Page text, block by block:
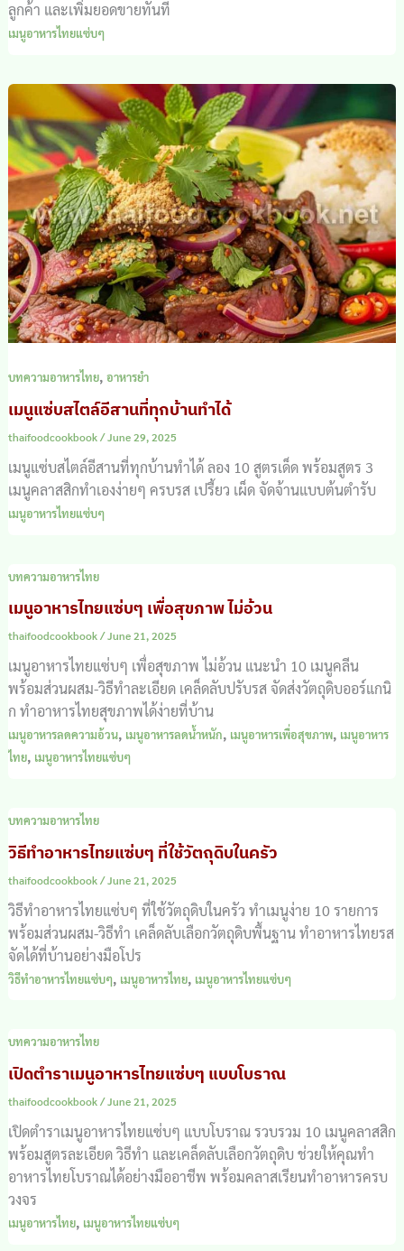
ลูกค้า และเพิ่มยอดขายทันที
เมนูอาหารไทยแซ่บๆ
บทความอาหารไทย, อาหารยำ
เมนูแซ่บสไตล์อีสานที่ทุกบ้านทำได้
thaifoodcookbook/June 29, 2025
เมนูแซ่บสไตล์อีสานที่ทุกบ้านทำได้ ลอง 10 สูตรเด็ด พร้อมสูตร 3
เมนูคลาสสิกทำเองง่ายๆ ครบรส เปรี้ยว เผ็ด จัดจ้านแบบต้นตำรับ
เมนูอาหารไทยแซ่บๆ
บทความอาหารไทย
เมนูอาหารไทยแซ่บๆ เพื่อสุขภาพ ไม่อ้วน
thaifoodcookbook/June 21, 2025
เมนูอาหารไทยแซ่บๆ เพื่อสุขภาพ ไม่อ้วน แนะนำ 10 เมนูคลีน
พร้อมส่วนผสม-วิธีทำละเอียด เคล็ดลับปรับรส จัดส่งวัตถุดิบออร์แกนิ
ก ทำอาหารไทยสุขภาพได้ง่ายที่บ้าน
เมนูอาหารลดความอ้วน, เมนูอาหารลดน้ำหนัก, เมนูอาหารเพื่อสุขภาพ, เมนูอาหาร
ไทย, เมนูอาหารไทยแซ่บๆ
บทความอาหารไทย
วิธีทำอาหารไทยแซ่บๆ ที่ใช้วัตถุดิบในครัว
thaifoodcookbook/June 21, 2025
วิธีทำอาหารไทยแซ่บๆ ที่ใช้วัตถุดิบในครัว ทำเมนูง่าย 10 รายการ
พร้อมส่วนผสม-วิธีทำ เคล็ดลับเลือกวัตถุดิบพื้นฐาน ทำอาหารไทยรส
จัดได้ที่บ้านอย่างมือโปร
วิธีทำอาหารไทยแซ่บๆ, เมนูอาหารไทย, เมนูอาหารไทยแซ่บๆ
บทความอาหารไทย
เปิดตำราเมนูอาหารไทยแซ่บๆ แบบโบราณ
thaifoodcookbook/June 21, 2025
เปิดตำราเมนูอาหารไทยแซ่บๆ แบบโบราณ รวบรวม 10 เมนูคลาสสิก
พร้อมสูตรละเอียด วิธีทำ และเคล็ดลับเลือกวัตถุดิบ ช่วยให้คุณทำ
อาหารไทยโบราณได้อย่างมืออาชีพ พร้อมคลาสเรียนทำอาหารครบ
วงจร
เมนูอาหารไทย, เมนูอาหารไทยแซ่บๆ